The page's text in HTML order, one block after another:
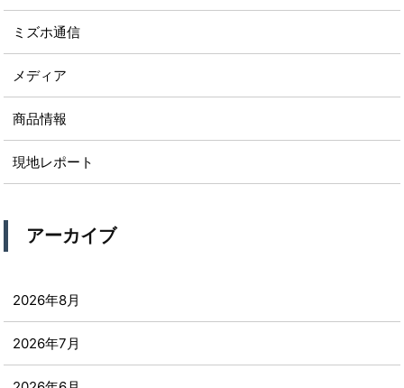
ミズホ通信
メディア
商品情報
現地レポート
アーカイブ
2026年8月
2026年7月